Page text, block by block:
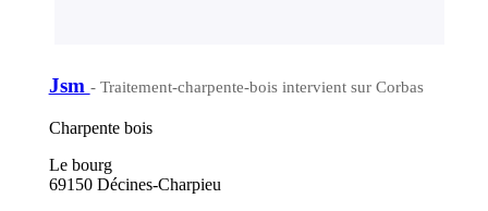
Jsm - Traitement-charpente-bois intervient sur Corbas
Charpente bois
Le bourg
69150 Décines-Charpieu